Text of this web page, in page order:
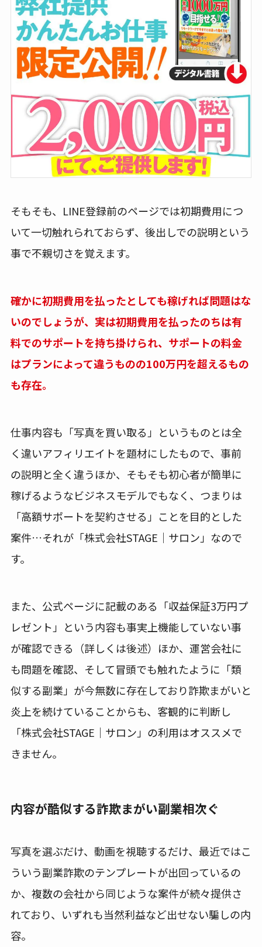
そもそも、LINE登録前のページでは初期費用につ
いて一切触れられておらず、後出しでの説明という
事で不親切さを覚えます。
確かに初期費用を払ったとしても稼げれば問題はな
いのでしょうが、実は初期費用を払ったのちは有
料でのサポートを持ち掛けられ、サポートの料金
はプランによって違うものの100万円を超えるもの
も存在。
仕事内容も「写真を買い取る」というものとは全
く違いアフィリエイトを題材にしたもので、事前
の説明と全く違うほか、そもそも初心者が簡単に
稼げるようなビジネスモデルでもなく、つまりは
「高額サポートを契約させる」ことを目的とした
案件…それが「株式会社STAGE｜サロン」なので
す。
また、公式ページに記載のある「収益保証3万円プ
レゼント」という内容も事実上機能していない事
が確認できる（詳しくは後述）ほか、運営会社に
も問題を確認、そして冒頭でも触れたように「類
似する副業」が今無数に存在しており詐欺まがいと
炎上を続けていることからも、客観的に判断し
「株式会社STAGE｜サロン」の利用はオススメで
きません。
内容が酷似する詐欺まがい副業相次ぐ
写真を選ぶだけ、動画を視聴するだけ、最近ではこ
ういう副業詐欺のテンプレートが出回っているの
か、複数の会社から同じような案件が続々提供さ
れており、いずれも当然利益など出せない騙しの内
容。